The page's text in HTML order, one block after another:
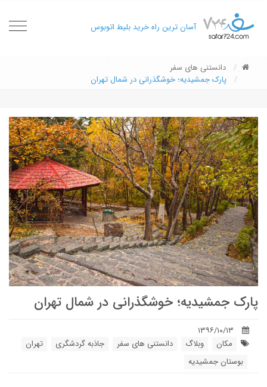
آسان ترین راه خرید بلیط اتوبوس
دانستنی های سفر
پارک جمشیدیه؛ خوشگذرانی در شمال تهران
پارک جمشیدیه؛ خوشگذرانی در شمال تهران
۱۳۹۶/۱۰/۱۳
مکان
وبلاگ دانستنی های سفر جاذبه گردشگری
تهران
بوستان جمشیدیه